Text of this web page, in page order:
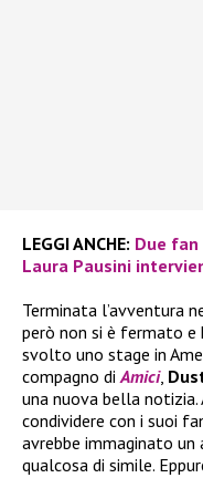
LEGGI ANCHE: Due
Laura Pausini
Terminata l’avventura
però non si è fermato e
svolto uno stage in
compagno diAmici,
una nuova bella notizia.
condividere con i suoi
avrebbe immaginato
qualcosa di simile.